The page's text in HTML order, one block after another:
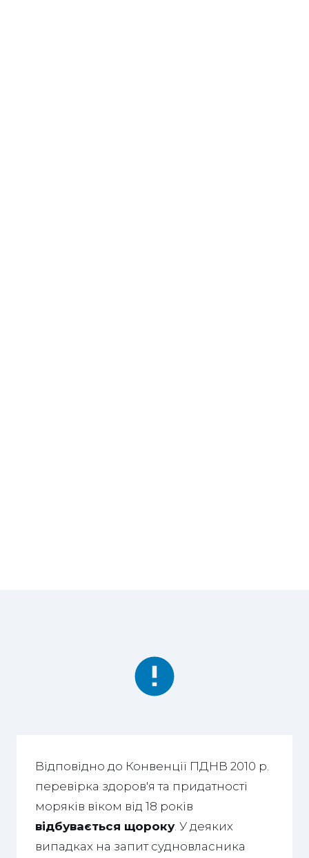
Відповідно до Конвенції ПДНВ 2010 р.
перевірка здоров'я та придатності
моряків віком від 18 років
відбувається щороку. У деяких
випадках на запит судновласника